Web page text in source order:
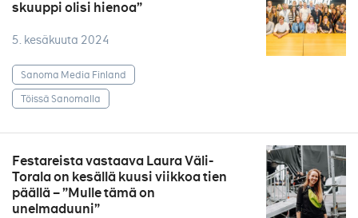
skuuppi olisi hienoa”
5. kesäkuuta 2024
Sanoma Media Finland
Töissä Sanomalla
Festareista vastaava Laura Väli-
Torala on kesällä kuusi viikkoa tien
päällä – ”Mulle tämä on
unelmaduuni”